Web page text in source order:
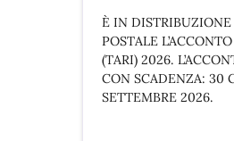
È IN
POSTALE
(TARI) 2026.
CON SCADENZA: 30
SETTEMBRE 2026.